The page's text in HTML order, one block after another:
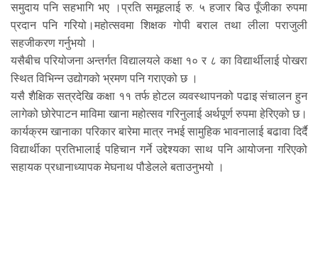
समुदाय पनि सहभागि भए ।प्रति समूहलाई रु. ५ हजार बिउ पूँजीका रुपमा
प्रदान पनि गरियो।महोत्सवमा शिक्षक गोपी बराल तथा लीला पराजुली
सहजीकरण गर्नुभयो ।
यसैबीच परियोजना अन्तर्गत विद्यालयले कक्षा १० र ८ का विद्यार्थीलाई पोखरा
स्थित विभिन्न उद्योगको भ्रमण पनि गराएको छ ।
यसै शैक्षिक सत्रदेखि कक्षा ११ तर्फ होटल व्यवस्थापनको पढाइ संचालन हुन
लागेको छोरेपाटन माविमा खाना महोत्सव गरिनुलाई अर्थपूर्ण रुपमा हेरिएको छ।
कार्यक्रम खानाका परिकार बारेमा मात्र नभई सामुहिक भावनालाई बढावा दिर्दै
विद्यार्थीका प्रतिभालाई पहिचान गर्ने उद्देश्यका साथ पनि आयोजना गरिएको
सहायक प्रधानाध्यापक मेघनाथ पौडेलले बताउनुभयो ।